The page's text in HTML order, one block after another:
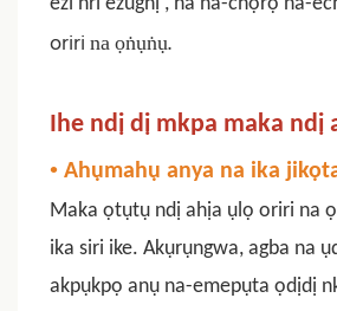
oriri naọṅụṅụ.
Ihe ndị dị mkpa maka ndị
• Ahụmahụ anya na ika
Maka ọtụtụ ndị ahịa ụlọ oriri na
ika siri ike. Akụrụngwa, agba na
akpụkpọ anụ na-emepụta ọdịdị